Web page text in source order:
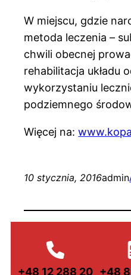
W miejscu, gdzie
metoda leczenia –
chwili obecnej
rehabilitacja układu
wykorzystaniu
podziemnego
Więcej na:
10 stycznia, 2016admin
+48 12 288 20 +48